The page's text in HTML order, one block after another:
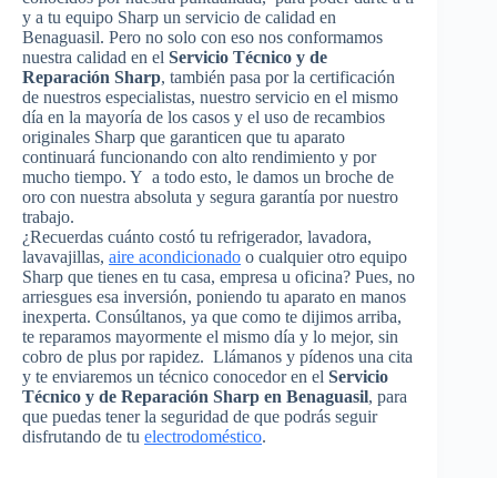
y a tu equipo Sharp un servicio de calidad en
Benaguasil. Pero no solo con eso nos conformamos
nuestra calidad en el Servicio Técnico y de
Reparación Sharp, también pasa por la certificación
de nuestros especialistas, nuestro servicio en el mismo
día en la mayoría de los casos y el uso de recambios
originales Sharp que garanticen que tu aparato
continuará funcionando con alto rendimiento y por
mucho tiempo. Y a todo esto, le damos un broche de
oro con nuestra absoluta y segura garantía por nuestro
trabajo.
¿Recuerdas cuánto costó tu refrigerador, lavadora,
lavavajillas, aire acondicionado o cualquier otro equipo
Sharp que tienes en tu casa, empresa u oficina? Pues, no
arriesgues esa inversión, poniendo tu aparato en manos
inexperta. Consúltanos, ya que como te dijimos arriba,
te reparamos mayormente el mismo día y lo mejor, sin
cobro de plus por rapidez. Llámanos y pídenos una cita
y te enviaremos un técnico conocedor en el Servicio
Técnico y de Reparación Sharp en Benaguasil, para
que puedas tener la seguridad de que podrás seguir
disfrutando de tu electrodoméstico.